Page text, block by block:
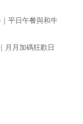
平日午餐與和牛
月月加碼狂歡日